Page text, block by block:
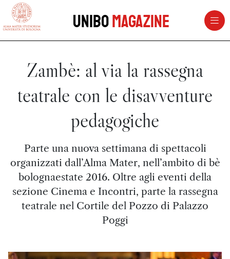
vai al contenuto della pagina
UniboMagazine
Zambè: al via la rassegna
teatrale con le disavventure
pedagogiche
Parte una nuova settimana di spettacoli
organizzati dall’Alma Mater, nell’ambito di bè
bolognaestate 2016. Oltre agli eventi della
sezione Cinema e Incontri, parte la rassegna
teatrale nel Cortile del Pozzo di Palazzo
Poggi